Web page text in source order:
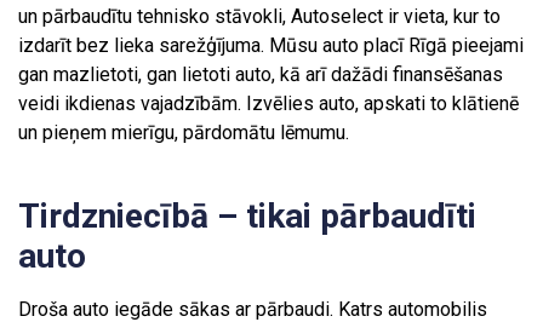
un pārbaudītu tehnisko stāvokli, Autoselect ir vieta, kur to
izdarīt bez lieka sarežģījuma. Mūsu auto placī Rīgā pieejami
gan mazlietoti, gan lietoti auto, kā arī dažādi finansēšanas
veidi ikdienas vajadzībām. Izvēlies auto, apskati to klātienē
un pieņem mierīgu, pārdomātu lēmumu.
Tirdzniecībā – tikai pārbaudīti
auto
Droša auto iegāde sākas ar pārbaudi. Katrs automobilis